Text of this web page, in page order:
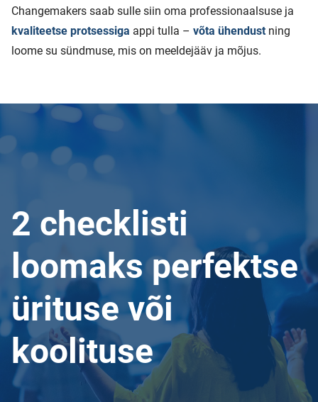
Changemakers saab sulle siin oma professionaalsuse ja
kvaliteetse protsessiga appi tulla – võta ühendust ning
loome su sündmuse, mis on meeldejääv ja mõjus.
2 checklisti
loomaks perfektse
ürituse või
koolituse